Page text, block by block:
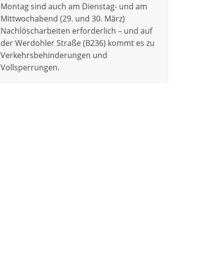
Montag sind auch am Dienstag- und am
Mittwochabend (29. und 30. März)
Nachlöscharbeiten erforderlich – und auf
der Werdohler Straße (B236) kommt es zu
Verkehrsbehinderungen und
Vollsperrungen.